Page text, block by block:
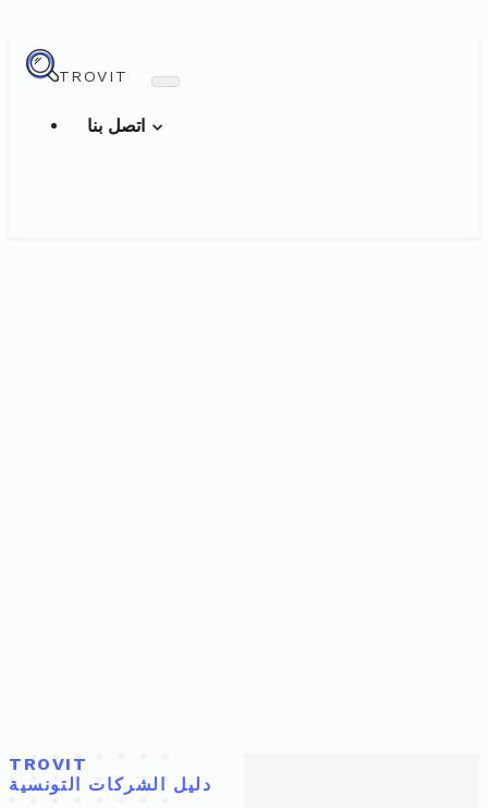
TROVIT
TROVIT
دليل الشركات التونسية